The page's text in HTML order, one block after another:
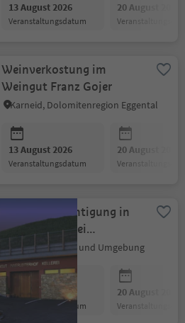
13 August 2026
Veranstaltungsdatum
20 August 2026
Weinverkostung im
Weingut Franz Gojer
Karneid, Dolomitenregion Eggental
13 August 2026
Veranstaltungsdatum
20 August 2026
Weingutbesichtigung in
der Weinkellerei
Innerleiterhof Schenna
Schenna, Meran und Umgebung
13 August 2026
Veranstaltungsdatum
20 August 2026